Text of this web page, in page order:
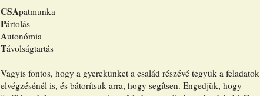
CSApatmunka
Pártolás
Autonómia
Távolságtartás
Vagyis fontos, hogy a gyerekünket a család részévé tegyük a feladatok
elvégzésénél is, és bátorítsuk arra, hogy segítsen. Engedjük, hogy